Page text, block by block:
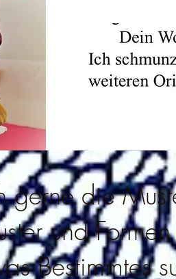
gerne die
und
Bestimmtes